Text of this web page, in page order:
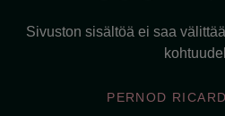
Sivuston sisältöä ei saa
PERNOD